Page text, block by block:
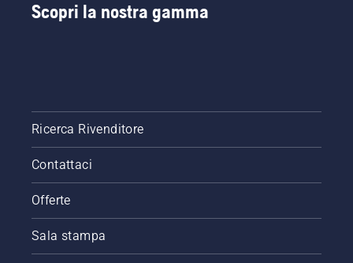
Scopri la nostra gamma
Ricerca Rivenditore
Contattaci
Offerte
Sala stampa